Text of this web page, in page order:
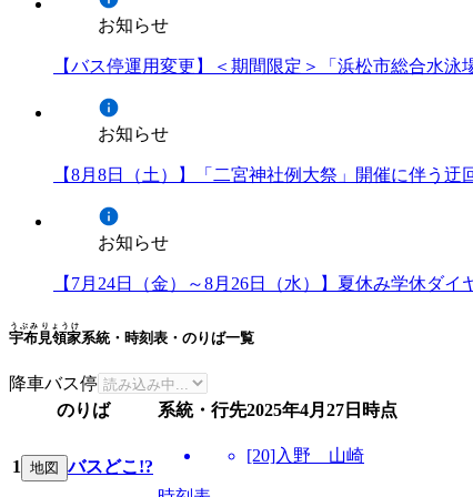
お知らせ
【バス停運用変更】＜期間限定＞「浜松市総合水
お知らせ
【8月8日（土）】「二宮神社例大祭」開催に伴う迂
お知らせ
【7月24日（金）～8月26日（水）】夏休み学休ダ
宇布見領家
うぶみりょうけ
系統・時刻表・のりば一覧
降車バス停
のりば
系統・行先2025年4月27日 時点
1 地図 バスどこ!?
[20]入野 山崎